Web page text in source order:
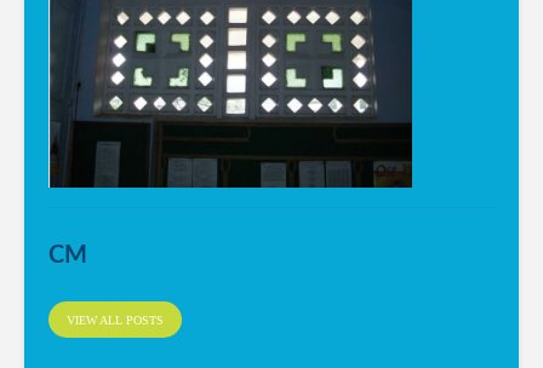
CM
VIEW ALL POSTS